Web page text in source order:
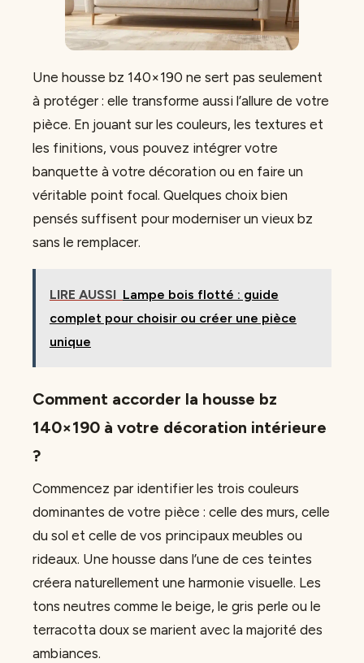
Une housse bz 140×190 ne sert pas seulement
à protéger : elle transforme aussi l’allure de votre
pièce. En jouant sur les couleurs, les textures et
les finitions, vous pouvez intégrer votre
banquette à votre décoration ou en faire un
véritable point focal. Quelques choix bien
pensés suffisent pour moderniser un vieux bz
sans le remplacer.
LIRE AUSSI Lampe bois flotté : guide
complet pour choisir ou créer une pièce
unique
Comment accorder la housse bz
140×190 à votre décoration intérieure
?
Commencez par identifier les trois couleurs
dominantes de votre pièce : celle des murs, celle
du sol et celle de vos principaux meubles ou
rideaux. Une housse dans l’une de ces teintes
créera naturellement une harmonie visuelle. Les
tons neutres comme le beige, le gris perle ou le
terracotta doux se marient avec la majorité des
ambiances.